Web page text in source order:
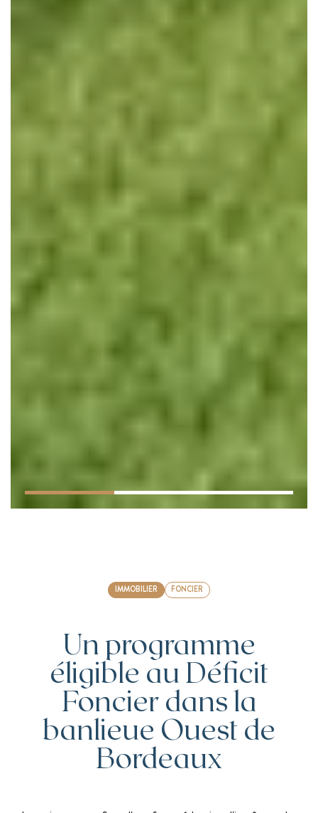
FONCIER
IMMOBILIER
Un programme
éligible au Déficit
Foncier dans la
banlieue Ouest de
Bordeaux